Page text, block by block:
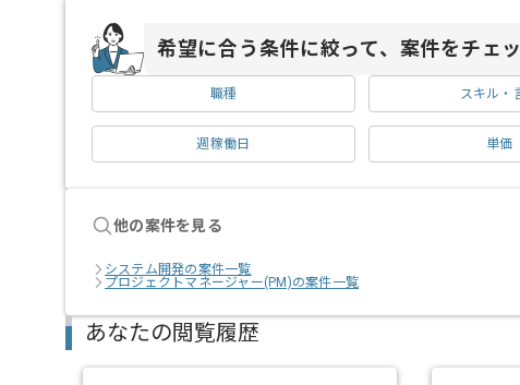
希望に合う条件に絞って、案件をチェ
職種 スキル・
週稼働日 単価
他の案件を見る
システム開発の案件一覧
プロジェクトマネージャー(PM)の案件一覧
あなたの閲覧履歴